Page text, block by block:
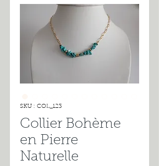
SKU : COL_123
Collier Bohème
en Pierre
Naturelle